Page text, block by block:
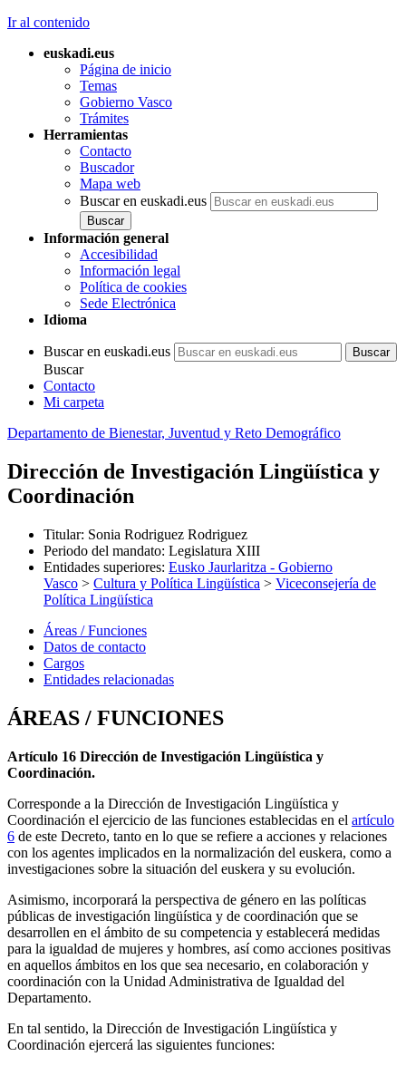
Ir al contenido
euskadi.eus
Página de inicio
Temas
Gobierno Vasco
Trámites
Herramientas
Contacto
Buscador
Mapa web
Buscar en euskadi.eus
Información general
Accesibilidad
Información legal
Política de cookies
Sede Electrónica
Idioma
Buscar en euskadi.eus
Buscar
Contacto
Mi carpeta
Departamento de Bienestar, Juventud y Reto Demográfico
Dirección de Investigación Lingüística y
Coordinación
Titular: Sonia Rodriguez Rodriguez
Periodo del mandato: Legislatura XIII
Entidades superiores: Eusko Jaurlaritza - Gobierno
Vasco > Cultura y Política Lingüística > Viceconsejería de
Política Lingüística
Áreas / Funciones
Datos de contacto
Cargos
Entidades relacionadas
ÁREAS / FUNCIONES
Artículo 16 Dirección de Investigación Lingüística y
Coordinación.
Corresponde a la Dirección de Investigación Lingüística y
Coordinación el ejercicio de las funciones establecidas en el artículo
6 de este Decreto, tanto en lo que se refiere a acciones y relaciones
con los agentes implicados en la normalización del euskera, como a
investigaciones sobre la situación del euskera y su evolución.
Asimismo, incorporará la perspectiva de género en las políticas
públicas de investigación lingüística y de coordinación que se
desarrollen en el ámbito de su competencia y establecerá medidas
para la igualdad de mujeres y hombres, así como acciones positivas
en aquellos ámbitos en los que sea necesario, en colaboración y
coordinación con la Unidad Administrativa de Igualdad del
Departamento.
En tal sentido, la Dirección de Investigación Lingüística y
Coordinación ejercerá las siguientes funciones: